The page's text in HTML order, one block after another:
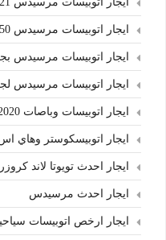
ايجار اتوبيسات مرسيدس 50 راكب
ايجار اتوبيسات مرسيدس
ايجار اتوبيسات مرسيدس
ايجار اتوبيسات وباصات 2020
ايجار اتوبيسكوستر وهاي
ايجار احدث تويوتا لاند كروزر
ايجار احدث مرسيدس
ايجار ارخص اتوبيسات